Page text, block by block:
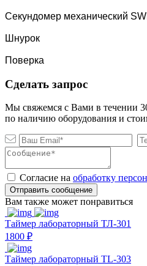
Секундомер механический
Шнурок
Поверка
Сделать запрос
Мы свяжемся с Вами в течении
по наличию оборудования и
Согласие на обработку
Отправить сообщение
Вам также может понравиться
Таймер лабораторный ТЛ-301
1800 ₽
Таймер лабораторный TL-303